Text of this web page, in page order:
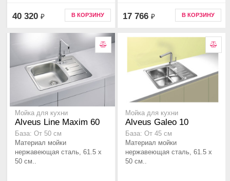
40 320 ₽ В КОРЗИНУ 17 766 ₽ В КОРЗИНУ
Мойка для кухни
Alveus Line Maxim 60
База: От 50 см
Материал мойки
нержавеющая сталь, 61.5 x
50 см..
Мойка для кухни
Alveus Galeo 10
База: От 45 см
Материал мойки
нержавеющая сталь, 61.5 x
50 см..